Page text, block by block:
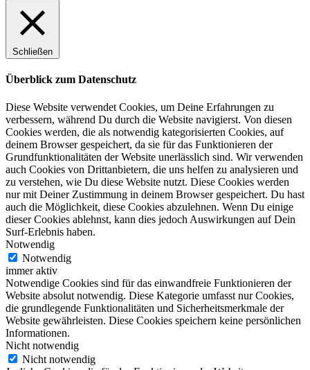
Schließen
Überblick zum Datenschutz
Diese Website verwendet Cookies, um Deine Erfahrungen zu
verbessern, während Du durch die Website navigierst. Von diesen
Cookies werden, die als notwendig kategorisierten Cookies, auf
deinem Browser gespeichert, da sie für das Funktionieren der
Grundfunktionalitäten der Website unerlässlich sind. Wir verwenden
auch Cookies von Drittanbietern, die uns helfen zu analysieren und
zu verstehen, wie Du diese Website nutzt. Diese Cookies werden
nur mit Deiner Zustimmung in deinem Browser gespeichert. Du hast
auch die Möglichkeit, diese Cookies abzulehnen. Wenn Du einige
dieser Cookies ablehnst, kann dies jedoch Auswirkungen auf Dein
Surf-Erlebnis haben.
Notwendig
Notwendig
immer aktiv
Notwendige Cookies sind für das einwandfreie Funktionieren der
Website absolut notwendig. Diese Kategorie umfasst nur Cookies,
die grundlegende Funktionalitäten und Sicherheitsmerkmale der
Website gewährleisten. Diese Cookies speichern keine persönlichen
Informationen.
Nicht notwendig
Nicht notwendig